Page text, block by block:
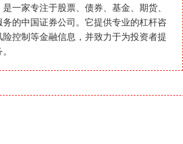
是一家专注于股票、债券、基金、期货、
的中国证券公司。它提供专业的杠杆咨
控制等金融信息，并致力于为投资者提